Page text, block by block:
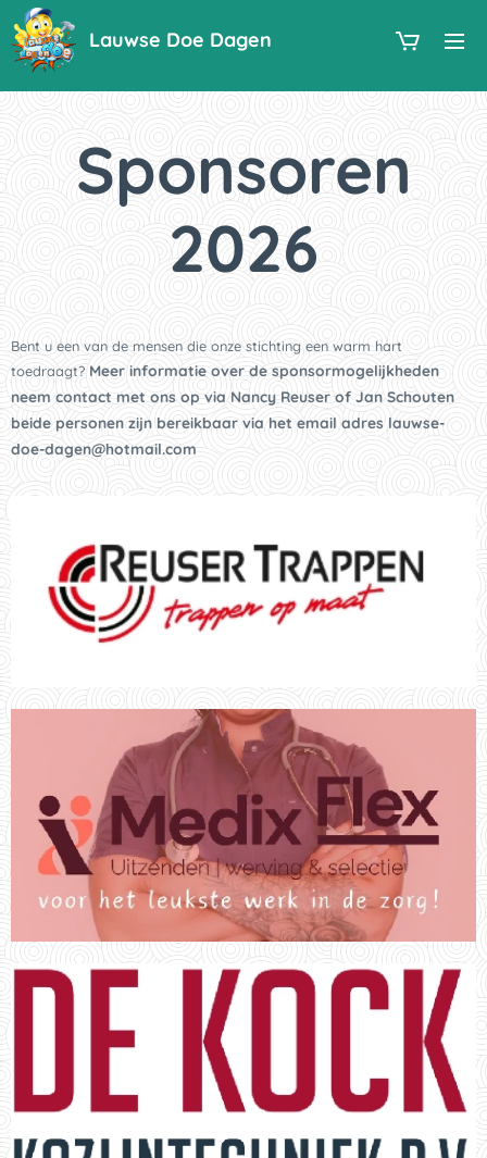
Lauwse Doe Dagen
Sponsoren
2026
Bent u een van de mensen die onze stichting een warm hart
toedraagt? Meer informatie over de sponsormogelijkheden
neem contact met ons op via Nancy Reuser of Jan Schouten
beide personen zijn bereikbaar via het email adres lauwse-
doe-dagen@hotmail.com